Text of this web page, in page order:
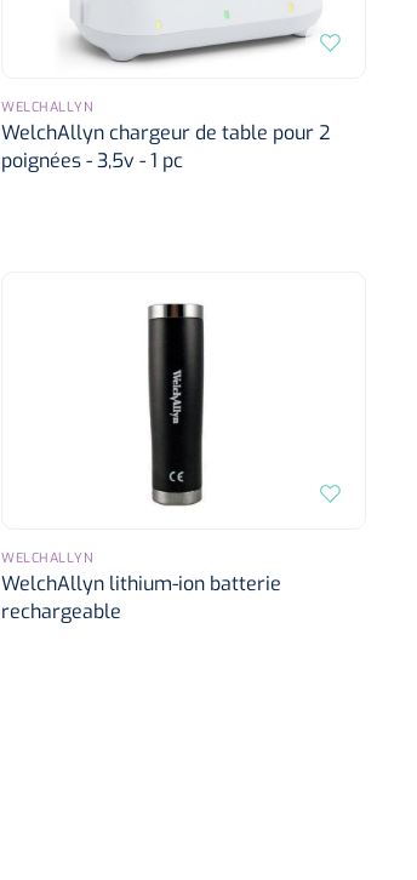
WELCHALLYN
WelchAllyn chargeur de table pour 2
poignées - 3,5v - 1 pc
WELCHALLYN
WelchAllyn lithium-ion batterie
rechargeable